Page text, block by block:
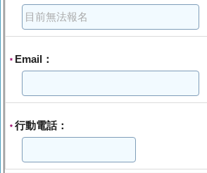
* Email：
* 行動電話：